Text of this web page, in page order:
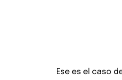
Ese es el caso